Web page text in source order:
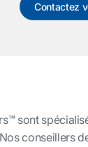
Contactez
sont
conseillers